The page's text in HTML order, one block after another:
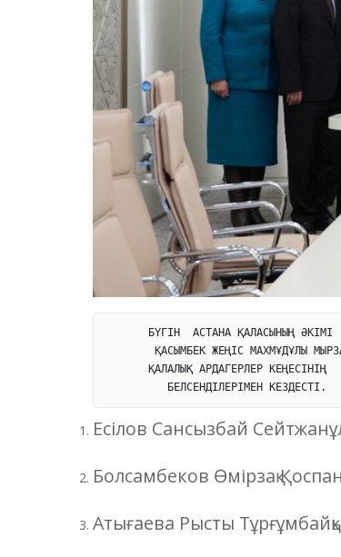
       БҮГІН  АСТАНА ҚАЛАСЫНЫҢ ӘКІМІ
ҚАСЫМБЕК ЖЕҢІС МАХМҰДҰЛЫ
       ҚАЛАЛЫҚ АРДАГЕРЛЕР КЕҢЕСІНІҢ
          БЕЛСЕНДІЛЕРІМЕН КЕЗДЕСТІ.
Есілов Сансызбай
Болсамбеков Өмірзақ
Атығаева Рысты